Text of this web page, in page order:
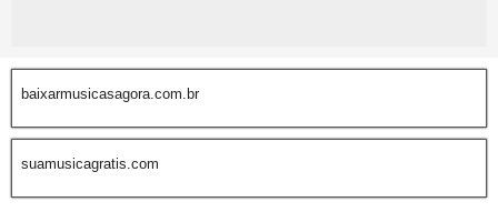
baixarmusicasagora.com.br
suamusicagratis.com